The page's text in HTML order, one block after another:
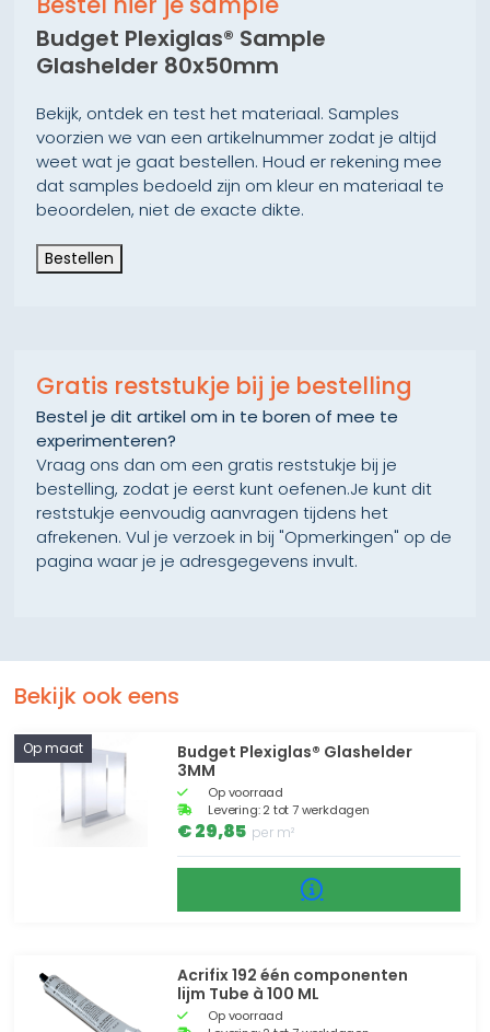
Budget Plexiglas® Sample
Glashelder 80x50mm
Bekijk, ontdek en test het materiaal. Samples
voorzien we van een artikelnummer zodat je altijd
weet wat je gaat bestellen. Houd er rekening mee
dat samples bedoeld zijn om kleur en materiaal te
beoordelen, niet de exacte dikte.
Bestellen
Gratis reststukje bij je bestelling
Bestel je dit artikel om in te boren of mee te
experimenteren?
Vraag ons dan om een gratis reststukje bij je
bestelling, zodat je eerst kunt oefenen.Je kunt dit
reststukje eenvoudig aanvragen tijdens het
afrekenen. Vul je verzoek in bij "Opmerkingen" op de
pagina waar je je adresgegevens invult.
Bekijk ook eens
Op maat
Budget Plexiglas® Glashelder
3MM
Op voorraad
Levering: 2 tot 7 werkdagen
€ 29,85 per m²
Acrifix 192 één componenten
lijm Tube à 100 ML
Op voorraad